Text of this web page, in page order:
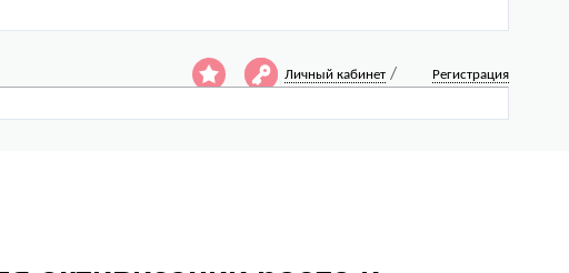
Личный кабинет / Регистрация